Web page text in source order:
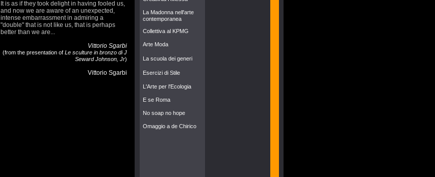
It is as if they took delight in having fooled us,
and now we are aware of an unexpected,
intense embarrassment in admiring a
"double" that is not like us, that is perhaps
better than we are...
Vittorio Sgarbi
(from the presentation of Le sculture in bronzo di J
Seward Johnson, Jr)
Vittorio Sgarbi
La Madonna nell'arte
contemporanea
Collettiva al KPMG
Arte Moda
La scuola dei generi
Esercizi di Stile
L'Arte per l'Ecologia
E se Roma
No soap no hope
Omaggio a de Chirico